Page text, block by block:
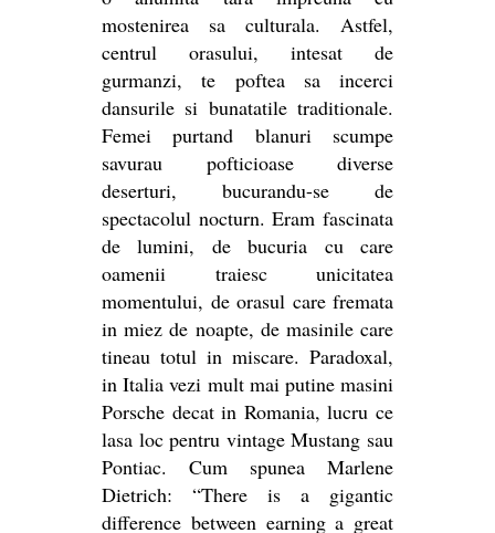
mostenirea sa culturala. Astfel,
centrul orasului, intesat de
gurmanzi, te poftea sa incerci
dansurile si bunatatile traditionale.
Femei purtand blanuri scumpe
savurau pofticioase diverse
deserturi, bucurandu-se de
spectacolul nocturn. Eram fascinata
de lumini, de bucuria cu care
oamenii traiesc unicitatea
momentului, de orasul care fremata
in miez de noapte, de masinile care
tineau totul in miscare. Paradoxal,
in Italia vezi mult mai putine masini
Porsche decat in Romania, lucru ce
lasa loc pentru vintage Mustang sau
Pontiac. Cum spunea Marlene
Dietrich: “There is a gigantic
difference between earning a great